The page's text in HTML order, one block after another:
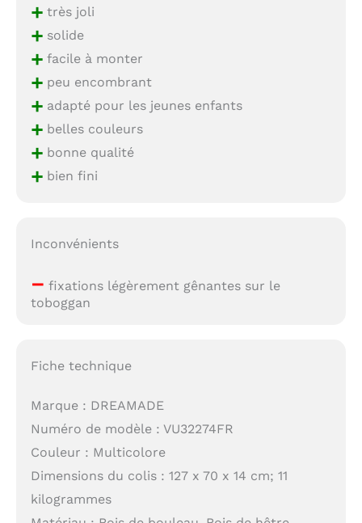
+très joli
+solide
+facile à monter
+peu encombrant
+adapté pour les jeunes enfants
+belles couleurs
+bonne qualité
+bien fini
Inconvénients
– fixations légèrement gênantes sur le
toboggan
Fiche technique
Marque : DREAMADE
Numéro de modèle : VU32274FR
Couleur : Multicolore
Dimensions du colis : 127 x 70 x 14 cm; 11
kilogrammes